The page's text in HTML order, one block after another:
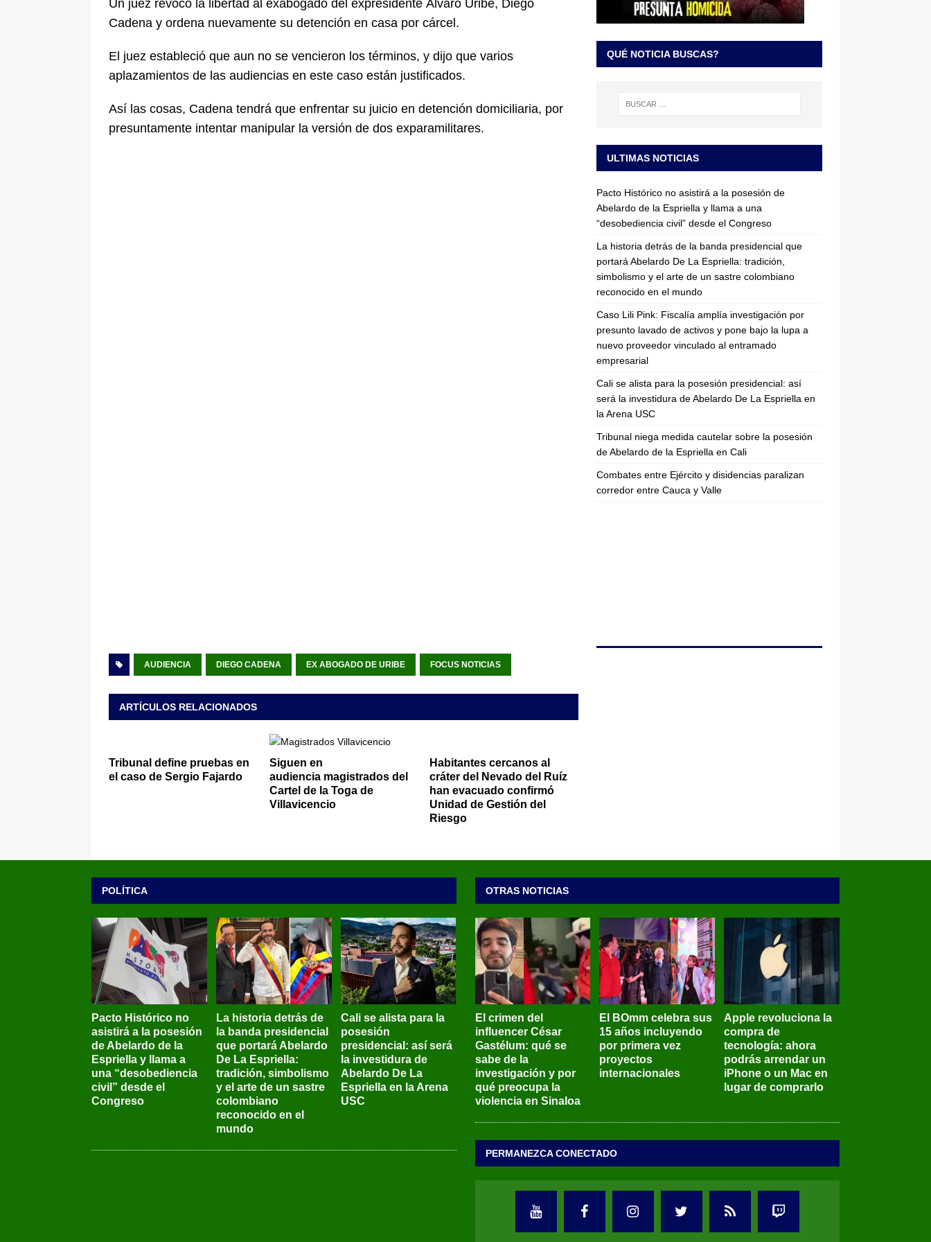
De La Espriella en la Arena USC
en Cali JUDICIALES
Un juez revocó la libertad al exabogado del expresidente Álvaro Uribe, Diego
Cadena y ordena nuevamente su detención en casa por cárcel.
El juez estableció que aun no se vencieron los términos, y dijo que varios
aplazamientos de las audiencias en este caso están justificados.
Así las cosas, Cadena tendrá que enfrentar su juicio en detención domiciliaria, por
presuntamente intentar manipular la versión de dos exparamilitares.
AUDIENCIA DIEGO CADENA EX ABOGADO DE URIBE FOCUS NOTICIAS
ARTÍCULOS RELACIONADOS
Tribunal define pruebas en
el caso de Sergio Fajardo
Siguen en
audiencia magistrados del
Cartel de la Toga de
Villavicencio
Habitantes cercanos al
cráter del Nevado del Ruíz
han evacuado confirmó
Unidad de Gestión del
Riesgo
QUÉ NOTICIA BUSCAS?
ULTIMAS NOTICIAS
Pacto Histórico no asistirá a la posesión de
Abelardo de la Espriella y llama a una
“desobediencia civil” desde el Congreso
La historia detrás de la banda presidencial que
portará Abelardo De La Espriella: tradición,
simbolismo y el arte de un sastre colombiano
reconocido en el mundo
Caso Lili Pink: Fiscalía amplía investigación por
presunto lavado de activos y pone bajo la lupa a
nuevo proveedor vinculado al entramado
empresarial
Cali se alista para la posesión presidencial: así
será la investidura de Abelardo De La Espriella en
la Arena USC
Tribunal niega medida cautelar sobre la posesión
de Abelardo de la Espriella en Cali
Combates entre Ejército y disidencias paralizan
corredor entre Cauca y Valle
POLÍTICA
Pacto Histórico no
asistirá a la posesión
de Abelardo de la
Espriella y llama a
una “desobediencia
civil” desde el
Congreso
La historia detrás de
la banda presidencial
que portará Abelardo
De La Espriella:
tradición, simbolismo
y el arte de un sastre
colombiano
reconocido en el
mundo
Cali se alista para la
posesión
presidencial: así será
la investidura de
Abelardo De La
Espriella en la Arena
USC
OTRAS NOTICIAS
El crimen del
influencer César
Gastélum: qué se
sabe de la
investigación y por
qué preocupa la
violencia en Sinaloa
El BOmm celebra sus
15 años incluyendo
por primera vez
proyectos
internacionales
Apple revoluciona la
compra de
tecnología: ahora
podrás arrendar un
iPhone o un Mac en
lugar de comprarlo
PERMANEZCA CONECTADO